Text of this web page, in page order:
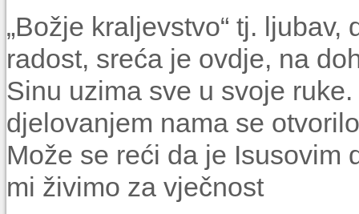
„Božje kraljevstvo“ tj.
radost, sreća je ovdje, na
Sinu uzima sve u svoje
djelovanjem nama se
Može se reći da je Isusovim
mi živimo za vječnost